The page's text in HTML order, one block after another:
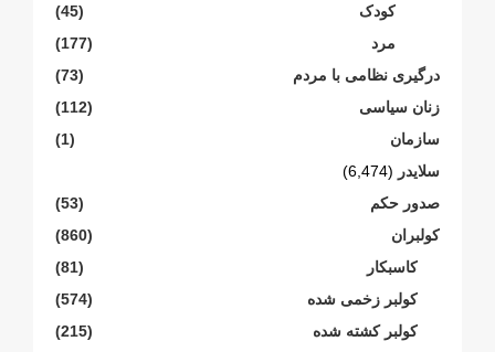
کودک
(45)
مرد
(177)
درگیری نظامی با مردم
(73)
زنان سیاسی
(112)
سازمان
(1)
سلایدر (6,474)
صدور حکم
(53)
کولبران
(860)
کاسبکار
(81)
کولبر زخمی شدە
(574)
کولبر کشتە شدە
(215)